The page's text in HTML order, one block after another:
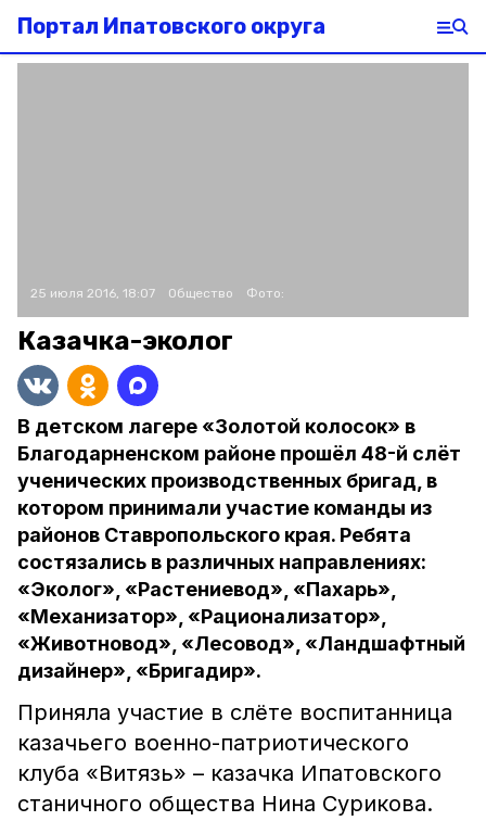
Портал Ипатовского округа
25 июля 2016, 18:07 Общество Фото:
Казачка-эколог
В детском лагере «Золотой колосок» в
Благодарненском районе прошёл 48-й слёт
ученических производственных бригад, в
котором принимали участие команды из
районов Ставропольского края. Ребята
состязались в различных направлениях:
«Эколог», «Растениевод», «Пахарь»,
«Механизатор», «Рационализатор»,
«Животновод», «Лесовод», «Ландшафтный
дизайнер», «Бригадир».
Приняла участие в слёте воспитанница
казачьего военно-патриотического
клуба «Витязь» – казачка Ипатовского
станичного общества Нина Сурикова.